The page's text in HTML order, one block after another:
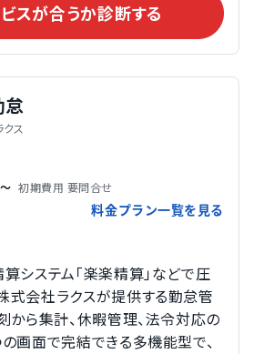
スが合うか診断する
怠
ス
初期費用 要問合せ
料金プラン一覧を見る
システム「楽楽精算」などで圧
式会社ラクスが提供する勤怠管
から集計、休暇管理、法令対応の
画面で完結できる多機能型で、